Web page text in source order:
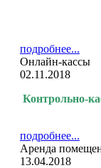
подробнее...
Онлайн-кассы
02.11.2018
Контрольно-
подробнее...
Аренда
13.04.2018